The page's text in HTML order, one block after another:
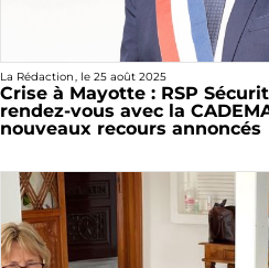
La Rédaction, le 25 août 2025
Crise à Mayotte : RSP
rendez-vous avec la
nouveaux recours annoncés